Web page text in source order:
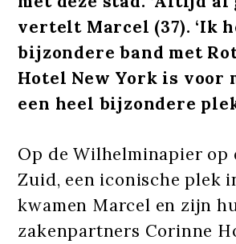
vertelt Marcel (37). ‘Ik
bijzondere band met
Hotel New York is voor
een heel bijzondere
Op de Wilhelminapier op
Zuid, een iconische plek
kwamen Marcel en zijn
zakenpartners Corinne